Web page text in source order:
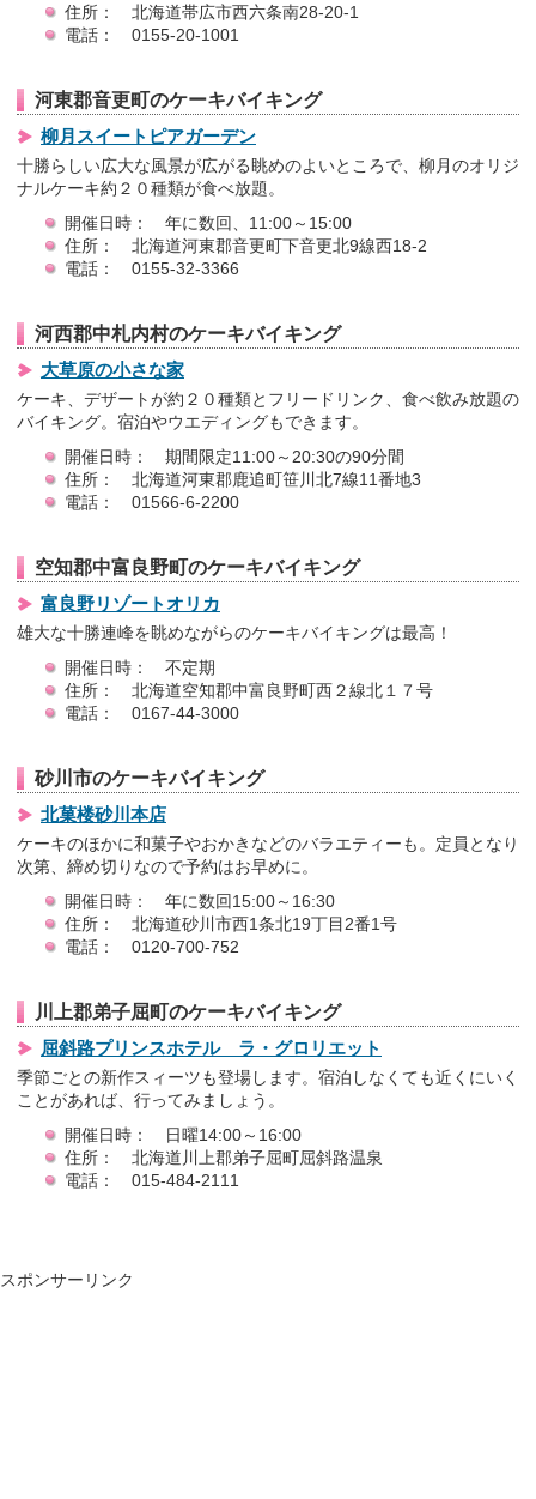
住所： 北海道帯広市西六条南28-20-1
電話： 0155-20-1001
河東郡音更町のケーキバイキング
柳月スイートピアガーデン
十勝らしい広大な風景が広がる眺めのよいところで、柳月のオリジ
ナルケーキ約２０種類が食べ放題。
開催日時： 年に数回、11:00～15:00
住所： 北海道河東郡音更町下音更北9線西18-2
電話： 0155-32-3366
河西郡中札内村のケーキバイキング
大草原の小さな家
ケーキ、デザートが約２０種類とフリードリンク、食べ飲み放題の
バイキング。宿泊やウエディングもできます。
開催日時： 期間限定11:00～20:30の90分間
住所： 北海道河東郡鹿追町笹川北7線11番地3
電話： 01566-6-2200
空知郡中富良野町のケーキバイキング
富良野リゾートオリカ
雄大な十勝連峰を眺めながらのケーキバイキングは最高！
開催日時： 不定期
住所： 北海道空知郡中富良野町西２線北１７号
電話： 0167-44-3000
砂川市のケーキバイキング
北菓楼砂川本店
ケーキのほかに和菓子やおかきなどのバラエティーも。定員となり
次第、締め切りなので予約はお早めに。
開催日時： 年に数回15:00～16:30
住所： 北海道砂川市西1条北19丁目2番1号
電話： 0120-700-752
川上郡弟子屈町のケーキバイキング
屈斜路プリンスホテル ラ・グロリエット
季節ごとの新作スィーツも登場します。宿泊しなくても近くにいく
ことがあれば、行ってみましょう。
開催日時： 日曜14:00～16:00
住所： 北海道川上郡弟子屈町屈斜路温泉
電話： 015-484-2111
スポンサーリンク